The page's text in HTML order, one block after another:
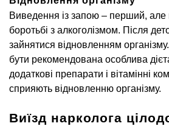
Виведення із запою – перший, але
боротьбі з алкоголізмом. Після
зайнятися відновленням
бути рекомендована особлива
додаткові препарати і вітамінні
сприяють відновленню організму.
Виїзд нарколога